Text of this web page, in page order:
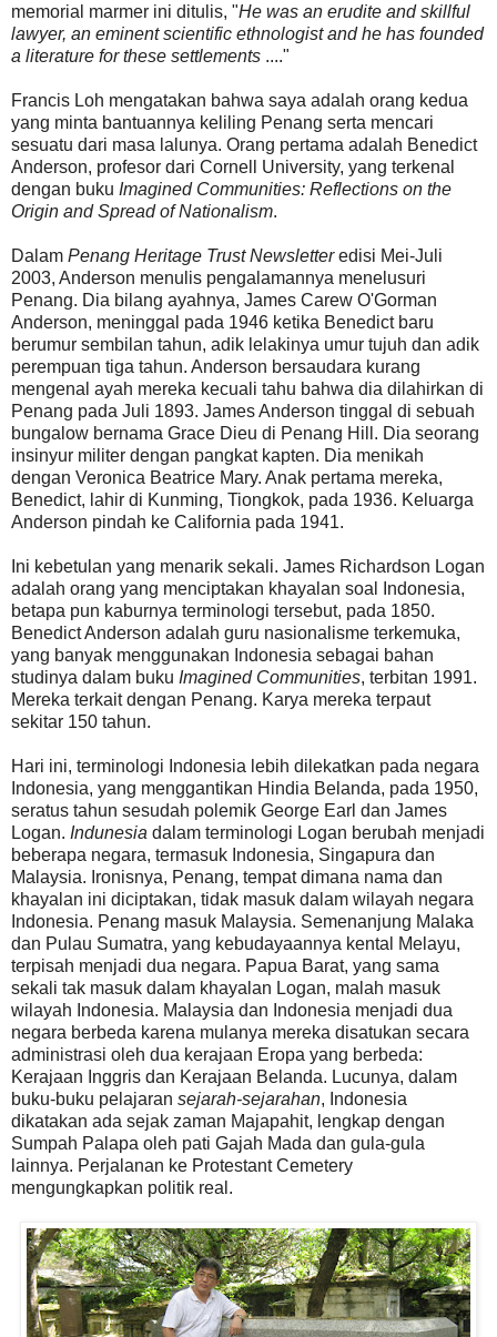
memorial marmer ini ditulis, "He was an erudite and skillful
lawyer, an eminent scientific ethnologist and he has founded
a literature for these settlements ...."
Francis Loh mengatakan bahwa saya adalah orang kedua
yang minta bantuannya keliling Penang serta mencari
sesuatu dari masa lalunya. Orang pertama adalah Benedict
Anderson, profesor dari Cornell University, yang terkenal
dengan buku Imagined Communities: Reflections on the
Origin and Spread of Nationalism.
Dalam Penang Heritage Trust Newsletteredisi Mei-Juli
2003, Anderson menulis pengalamannya menelusuri
Penang. Dia bilang ayahnya, James Carew O'Gorman
Anderson, meninggal pada 1946 ketika Benedict baru
berumur sembilan tahun, adik lelakinya umur tujuh dan adik
perempuan tiga tahun. Anderson bersaudara kurang
mengenal ayah mereka kecuali tahu bahwa dia dilahirkan di
Penang pada Juli 1893. James Anderson tinggal di sebuah
bungalow bernama Grace Dieu di Penang Hill. Dia seorang
insinyur militer dengan pangkat kapten. Dia menikah
dengan Veronica Beatrice Mary. Anak pertama mereka,
Benedict, lahir di Kunming, Tiongkok, pada 1936. Keluarga
Anderson pindah ke California pada 1941.
Ini kebetulan yang menarik sekali. James Richardson Logan
adalah orang yang menciptakan khayalan soal Indonesia,
betapa pun kaburnya terminologi tersebut, pada 1850.
Benedict Anderson adalah guru nasionalisme terkemuka,
yang banyak menggunakan Indonesia sebagai bahan
studinya dalam buku Imagined Communities, terbitan 1991.
Mereka terkait dengan Penang. Karya mereka terpaut
sekitar 150 tahun.
Hari ini, terminologi Indonesia lebih dilekatkan pada negara
Indonesia, yang menggantikan Hindia Belanda, pada 1950,
seratus tahun sesudah polemik George Earl dan James
Logan. Indunesia dalam terminologi Logan berubah menjadi
beberapa negara, termasuk Indonesia, Singapura dan
Malaysia. Ironisnya, Penang, tempat dimana nama dan
khayalan ini diciptakan, tidak masuk dalam wilayah negara
Indonesia. Penang masuk Malaysia. Semenanjung Malaka
dan Pulau Sumatra, yang kebudayaannya kental Melayu,
terpisah menjadi dua negara. Papua Barat, yang sama
sekali tak masuk dalam khayalan Logan, malah masuk
wilayah Indonesia. Malaysia dan Indonesia menjadi dua
negara berbeda karena mulanya mereka disatukan secara
administrasi oleh dua kerajaan Eropa yang berbeda:
Kerajaan Inggris dan Kerajaan Belanda. Lucunya, dalam
buku-buku pelajaran sejarah-sejarahan, Indonesia
dikatakan ada sejak zaman Majapahit, lengkap dengan
Sumpah Palapa oleh pati Gajah Mada dan gula-gula
lainnya. Perjalanan ke Protestant Cemetery
mengungkapkan politik real.